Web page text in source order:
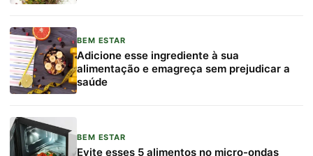
BEM ESTAR
Adicione esse ingrediente à sua
alimentação e emagreça sem prejudicar a
saúde
BEM ESTAR
Evite esses 5 alimentos no micro-ondas